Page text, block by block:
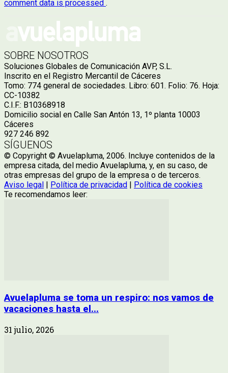
comment data is processed .
SOBRE NOSOTROS
Soluciones Globales de Comunicación AVP, S.L.
Inscrito en el Registro Mercantil de Cáceres
Tomo: 774 general de sociedades. Libro: 601. Folio: 76. Hoja:
CC-10382
C.I.F.: B10368918
Domicilio social en Calle San Antón 13, 1º planta 10003
Cáceres
927 246 892
SÍGUENOS
© Copyright © Avuelapluma, 2006. Incluye contenidos de la
empresa citada, del medio Avuelapluma, y, en su caso, de
otras empresas del grupo de la empresa o de terceros.
Aviso legal
Política de privacidad
Política de cookies
Te recomendamos leer:
Avuelapluma se toma un respiro: nos vamos de
vacaciones hasta el...
31 julio, 2026